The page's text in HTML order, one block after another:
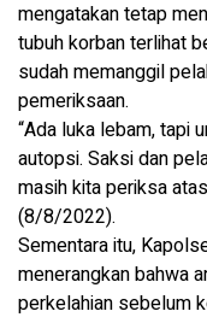
mengatakan tetap
tubuh korban terlihat
sudah memanggil
pemeriksaan.
“Ada luka lebam, tapi
autopsi. Saksi dan
masih kita periksa
(8/8/2022).
Sementara itu,
menerangkan bahwa
perkelahian sebelum